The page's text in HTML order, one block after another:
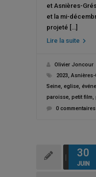
et Asnières-
et la mi-
projeté […]
Lire la suite
Olivier Joncour
2023,
Seine, eglise,
paroisse, petit film,
0 commentaires
30
JUIN